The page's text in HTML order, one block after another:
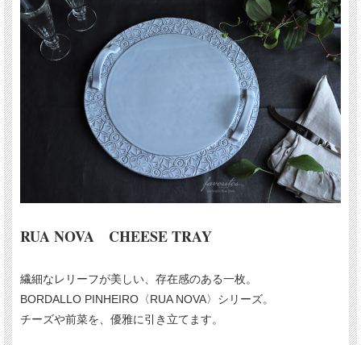
RUA NOVA CHEESE TRAY
繊細なレリーフが美しい、存在感のある一枚。
BORDALLO PINHEIRO〈RUA NOVA〉シリーズ。
チーズや前菜を、優雅に引き立てます。